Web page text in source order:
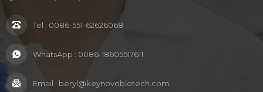
Tel : 0086-551-62626068
WhatsApp : 0086-18605517611
Email : beryl@keynovobiotech.com